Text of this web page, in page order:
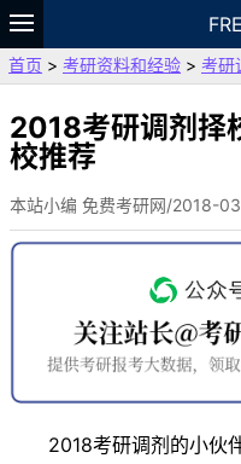
题库
故事 专题
VIP
资料
首页 > 考研资料和经验 > 考研
2018考研调剂择
校推荐
本站小编 免费考研网/2018-
2018考研调剂的小伙伴